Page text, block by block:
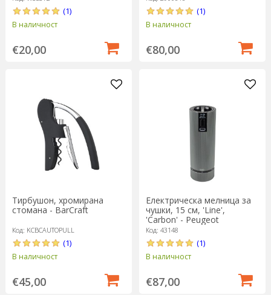
(1)
В наличност
€20,00
(1)
В наличност
€80,00
Тирбушон, хромирана
стомана - BarCraft
Код: KCBCAUTOPULL
(1)
В наличност
€45,00
Електрическа мелница за
чушки, 15 см, 'Line',
'Carbon' - Peugeot
Код: 43148
(1)
В наличност
€87,00